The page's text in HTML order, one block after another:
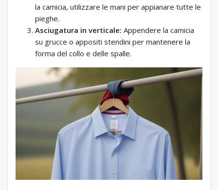
la camicia, utilizzare le mani per appianare tutte le
pieghe.
Asciugatura in verticale: Appendere la camicia
su grucce o appositi stendini per mantenere la
forma del collo e delle spalle.